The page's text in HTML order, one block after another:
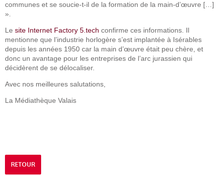
communes et se soucie-t-il de la formation de la main-d’œuvre […]
».
Le site Internet Factory 5.tech confirme ces informations. Il
mentionne que l’industrie horlogère s’est implantée à Isérables
depuis les années 1950 car la main d’œuvre était peu chère, et
donc un avantage pour les entreprises de l’arc jurassien qui
décidèrent de se délocaliser.
Avec nos meilleures salutations,
La Médiathèque Valais
RETOUR